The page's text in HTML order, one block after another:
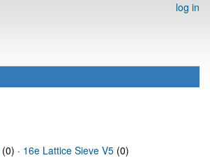
log in
(0) · 16e Lattice Sieve V5 (0)